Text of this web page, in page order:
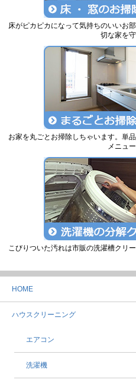
床がピカピカになって気持ちのいいお
切な家を守
お家を丸ごとお掃除しちゃいます。単
メニュー
こびりついた汚れは市販の洗濯槽クリ
HOME
ハウスクリーニング
エアコン
洗濯機